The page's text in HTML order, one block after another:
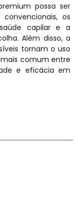
possa ser
os
capilar e a
Além disso, a
tornam o uso
comum entre
e eficácia em